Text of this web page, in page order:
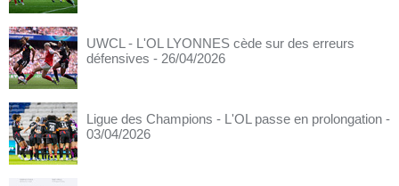
UWCL - L'OL LYONNES cède sur des erreurs
défensives - 26/04/2026
Ligue des Champions - L'OL passe en prolongation -
03/04/2026